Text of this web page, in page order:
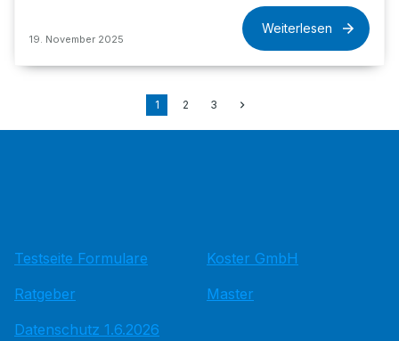
19. November 2025
Weiterlesen
1 2 3
Testseite Formulare
Ratgeber
Datenschutz 1.6.2026
Koster GmbH
Master